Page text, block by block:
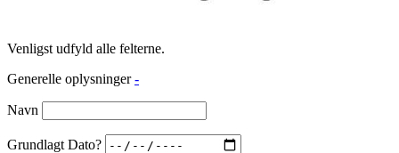
Venligst udfyld alle felterne.
Generelle oplysninger -
Navn
Grundlagt Dato?